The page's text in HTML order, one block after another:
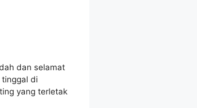
dan selamat
di
yang terletak